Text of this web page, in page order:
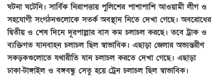
ঘটনা ঘটেনি। সার্বিক নিরাপত্তায় পুলিশের পাশাপাশি আওয়ামী লীগ ও
সহযোগী সংগঠনগুলোকে সতর্ক অবস্থান নিতে দেখা গেছে। অবরোধের
দ্বিতীয় ও শেষ দিনে দূরপাল্লার বাস কম চলাচল করছে। তবে ট্রাক ও
ব্যক্তিগত যানবাহন চলাচল ছিল স্বাভাবিক। এছাড়া জেলার অভ্যন্তরীণ
সকড়কগুলোতে যথারীতি যান চলাচল করতে দেখা গেছে। এছাড়া
ঢাকা-টাঙ্গাইল ও বঙ্গবন্ধু সেতু হয়ে ট্রেন চলাচল ছিল স্বাভাবিক।